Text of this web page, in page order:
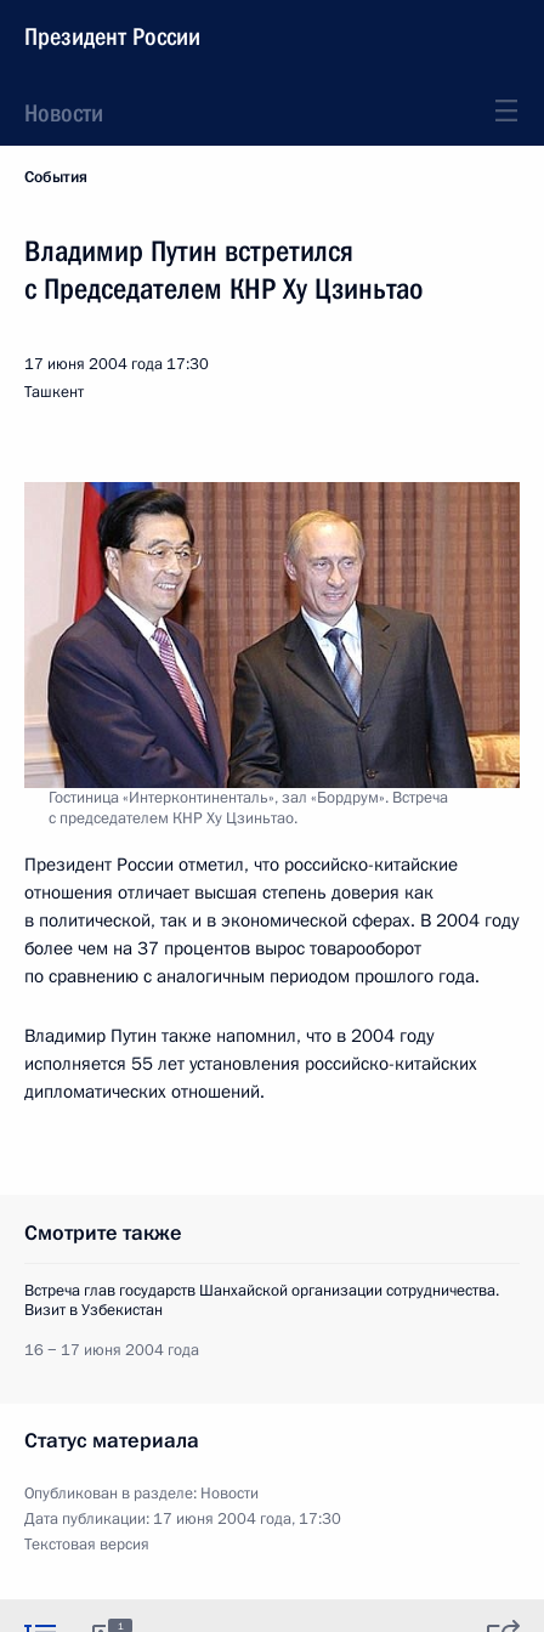
Президент России
Новости
События
Владимир Путин встретился
с Председателем КНР Ху Цзиньтао
17 июня 2004 года 17:30
Ташкент
Гостиница «Интерконтиненталь», зал «Бордрум». Встреча
с председателем КНР Ху Цзиньтао.
Президент России отметил, что российско-китайские
отношения отличает высшая степень доверия как
в политической, так и в экономической сферах. В 2004 году
более чем на 37 процентов вырос товарооборот
по сравнению с аналогичным периодом прошлого года.
Владимир Путин также напомнил, что в 2004 году
исполняется 55 лет установления российско-китайских
дипломатических отношений.
Смотрите также
Встреча глав государств Шанхайской организации сотрудничества.
Визит в Узбекистан
16 − 17 июня 2004 года
Статус материала
Опубликован в разделе: Новости
Дата публикации: 17 июня 2004 года, 17:30
Текстовая версия
1